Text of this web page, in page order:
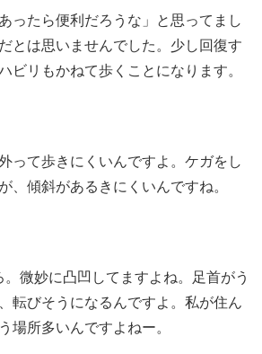
ったら便利だろうな」と思ってまし
とは思いませんでした。少し回復す
ビリもかねて歩くことになります。
って歩きにくいんですよ。ケガをし
、傾斜があるきにくいんですね。
。微妙に凸凹してますよね。足首がう
転びそうになるんですよ。私が住ん
場所多いんですよねー。